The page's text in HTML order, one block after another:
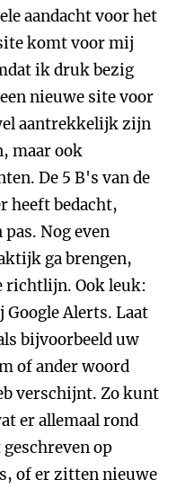
aandacht voor het
komt voor mij
ik druk bezig
nieuwe site voor
aantrekkelijk zijn
maar ook
De 5 B's van de
heeft bedacht,
Nog even
ga brengen,
richtlijn. Ook leuk:
Google Alerts. Laat
bijvoorbeeld uw
of ander woord
verschijnt. Zo kunt
er allemaal rond
op
of er zitten nieuwe